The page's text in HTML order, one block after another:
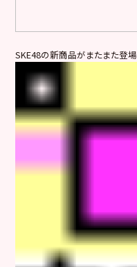
SKE48の新商品がまたまた登場